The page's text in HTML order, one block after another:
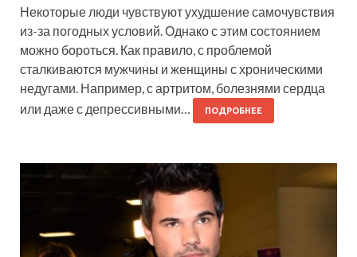
Некоторые люди чувствуют ухудшение самочувствия
из-за погодных условий. Однако с этим состоянием
можно бороться. Как правило, с проблемой
сталкиваются мужчины и женщины с хроническими
недугами. Например, с артритом, болезнями сердца
или даже с депрессивными…
ПОДРОБНЕЕ